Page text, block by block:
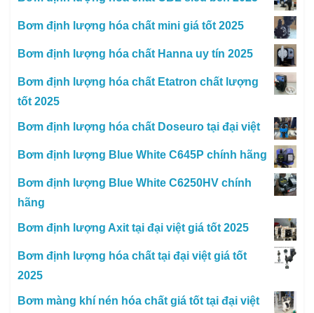
Bơm định lượng hóa chất mini giá tốt 2025
Bơm định lượng hóa chất Hanna uy tín 2025
Bơm định lượng hóa chất Etatron chất lượng
tốt 2025
Bơm định lượng hóa chất Doseuro tại đại việt
Bơm định lượng Blue White C645P chính hãng
Bơm định lượng Blue White C6250HV chính
hãng
Bơm định lượng Axit tại đại việt giá tốt 2025
Bơm định lượng hóa chất tại đại việt giá tốt
2025
Bơm màng khí nén hóa chất giá tốt tại đại việt